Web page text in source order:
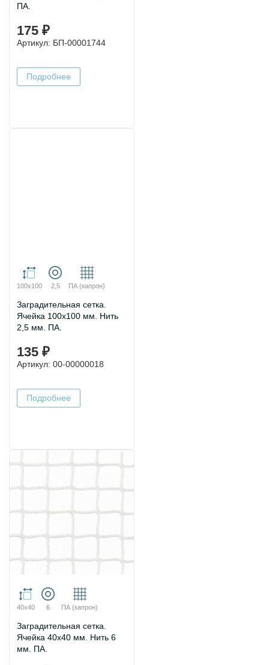
ПА.
175 ₽
Артикул: БП-00001744
Подробнее
100х100 2,5 ПА (капрон)
Заградительная сетка.
Ячейка 100х100 мм. Нить
2,5 мм. ПА.
135 ₽
Артикул: 00-00000018
Подробнее
40х40 6 ПА (капрон)
Заградительная сетка.
Ячейка 40х40 мм. Нить 6
мм. ПА.